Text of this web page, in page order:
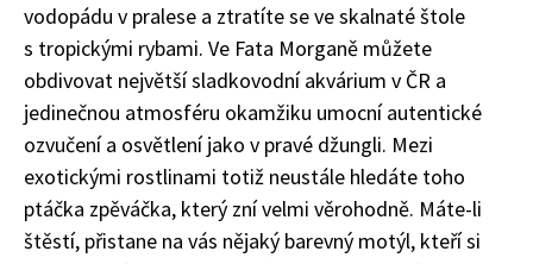
vodopádu v pralese a ztratíte se ve skalnaté štole
s tropickými rybami. Ve Fata Morganě můžete
obdivovat největší sladkovodní akvárium v ČR a
jedinečnou atmosféru okamžiku umocní autentické
ozvučení a osvětlení jako v pravé džungli. Mezi
exotickými rostlinami totiž neustále hledáte toho
ptáčka zpěváčka, který zní velmi věrohodně. Máte-li
štěstí, přistane na vás nějaký barevný motýl, kteří si